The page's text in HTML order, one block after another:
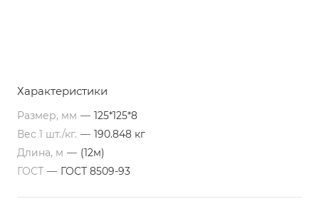
Характеристики
Размер, мм — 125*125*8
Вес 1 шт./кг. — 190.848 кг
Длина, м — (12м)
ГОСТ — ГОСТ 8509-93